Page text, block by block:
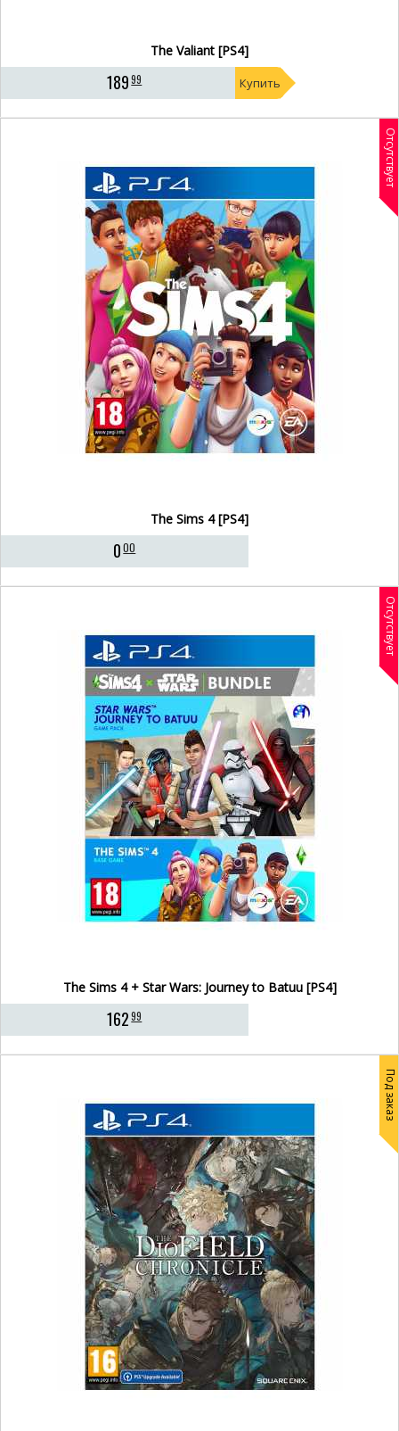
The Valiant [PS4]
18999 Купить
Отсутствует
The Sims 4 [PS4]
000
Отсутствует
The Sims 4 + Star Wars: Journey to Batuu [PS4]
16299
Под заказ